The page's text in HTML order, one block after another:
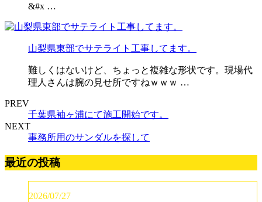
&#x …
山梨県東部でサテライト工事してます。
難しくはないけど、ちょっと複雑な形状です。現場代
理人さんは腕の見せ所ですねｗｗｗ …
PREV
千葉県袖ヶ浦にて施工開始です。
NEXT
事務所用のサンダルを探して
最近の投稿
2026/07/27